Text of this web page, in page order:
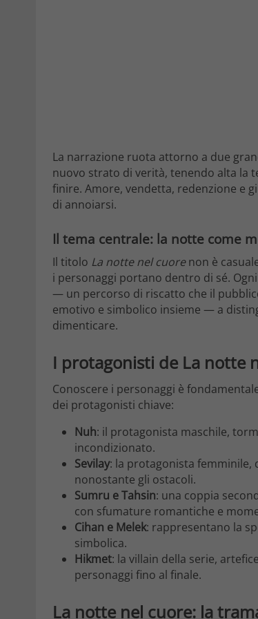
La narrazione ruota attorno a due
nuovo strato di verità, tenendo alta la
finire. Amore, vendetta, redenzione e
di annoiarsi.
Il tema centrale: la notte come
Il titolo La notte nel cuorenon è
i personaggi portano dentro di sé.
— un percorso di riscatto che il
emotivo e simbolico insieme — a
dimenticare.
I protagonisti de La notte
Conoscere i personaggi è
dei protagonisti chiave:
Nuh: il protagonista maschile,
incondizionato.
Sevilay: la protagonista femminile,
nonostante gli ostacoli.
Sumru e Tahsin: una coppia
con sfumature romantiche e
Cihan e Melek: rappresentano la
simbolica.
Hikmet: la villain della serie,
personaggi fino al finale.
La notte nel cuore: la